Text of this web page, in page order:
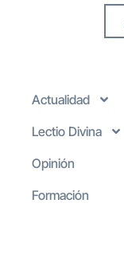
Actualidad
Lectio Divina
Opinión
Formación